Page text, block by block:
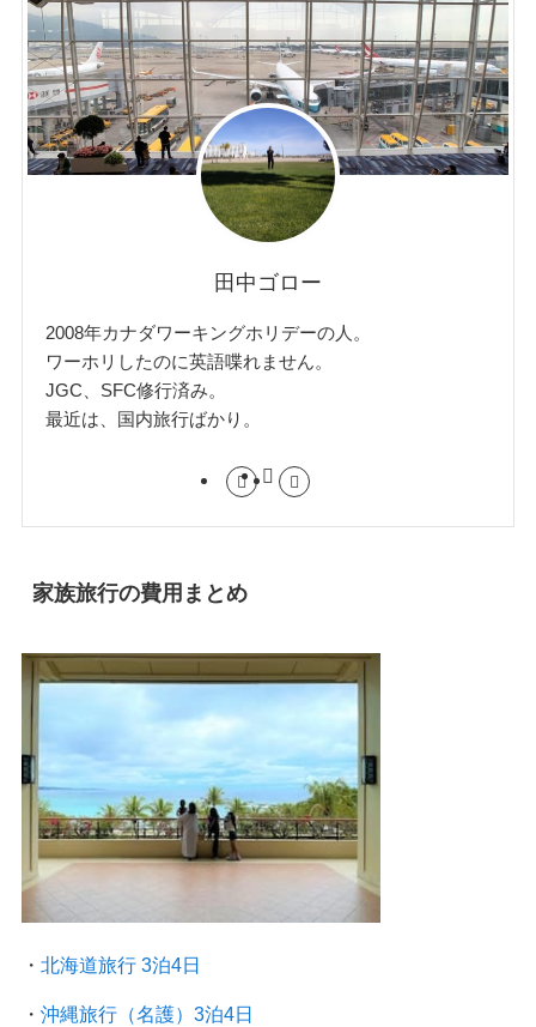
田中ゴロー
2008年カナダワーキングホリデーの人。
ワーホリしたのに英語喋れません。
JGC、SFC修行済み。
最近は、国内旅行ばかり。
家族旅行の費用まとめ
・ 北海道旅行 3泊4日
・ 沖縄旅行（名護）3泊4日